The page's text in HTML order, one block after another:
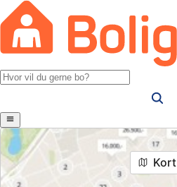
Kort